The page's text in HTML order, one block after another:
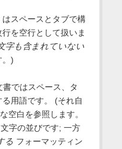
スペースとタブで構
を空行として扱いま
字も含まれていない
。)
ではスペース、タ
用語です。 (それ自
空白を参照します。
字の並びです; 一方
る フォーマッティン